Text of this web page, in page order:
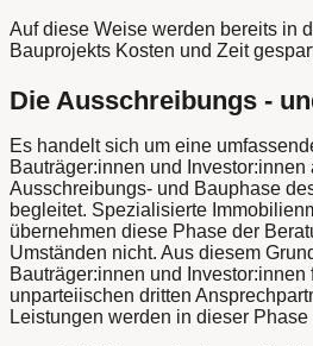
Auf diese Weise werden bereits in
Bauprojekts Kosten und Zeit
Die Ausschreibungs -
Es handelt sich um eine
Bauträger:innen und Investor:innen
Ausschreibungs- und Bauphase
begleitet. Spezialisierte
übernehmen diese Phase der
Umständen nicht. Aus diesem
Bauträger:innen und
unparteiischen dritten
Leistungen werden in dieser Phase